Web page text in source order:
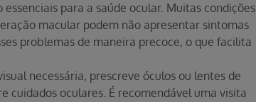
para a saúde ocular. Muitas condições
macular podem não apresentar sintomas
problemas de maneira precoce, o que facilita
necessária, prescreve óculos ou lentes de
cuidados oculares. É recomendável uma visita